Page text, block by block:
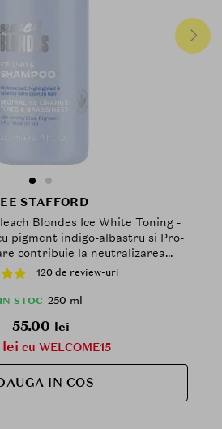
STAFFORD
Blondes Ice White Toning -
pigment indigo-albastru si Pro-
contribuie la neutralizarea
si aramiu si la metinerea
a parului - 250 ml
120 de review-uri
IN STOC 250 ml
55.00 lei
cu WELCOME15
IN COS